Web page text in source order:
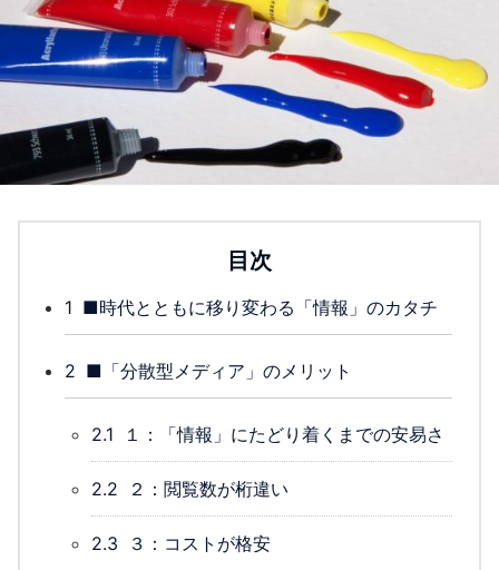
目次
1 ■時代とともに移り変わる「情報」のカタチ
2 ■「分散型メディア」のメリット
2.1 １：「情報」にたどり着くまでの安易さ
2.2 ２：閲覧数が桁違い
2.3 ３：コストが格安